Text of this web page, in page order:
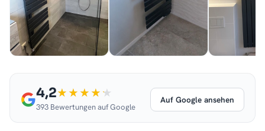
4,2
393 Bewertungen auf Google
Auf Google ansehen